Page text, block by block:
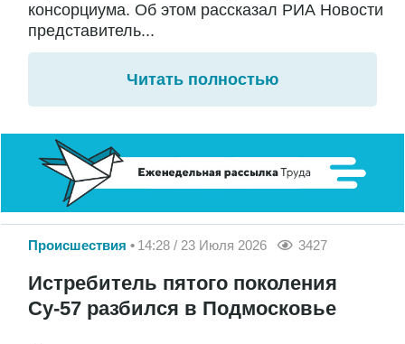
консорциума. Об этом рассказал РИА Новости
представитель...
Читать полностью
Происшествия 14:28 / 23 Июля 2026 3427
Истребитель пятого поколения
Су-57 разбился в Подмосковье